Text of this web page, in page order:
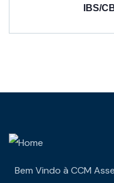
IBS/
Bem Vindo à CCM